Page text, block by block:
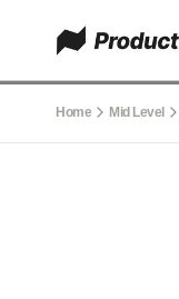
Home Mid Level